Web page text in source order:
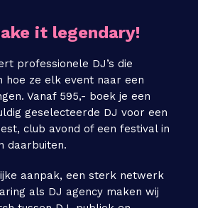
it legendary!
professionele DJ’s die
hoe ze elk event naar een
Vanaf 595,- boek je een
geselecteerde DJ voor een
club avond of een festival in
daarbuiten.
aanpak, een sterk netwerk
als DJ agency maken wij